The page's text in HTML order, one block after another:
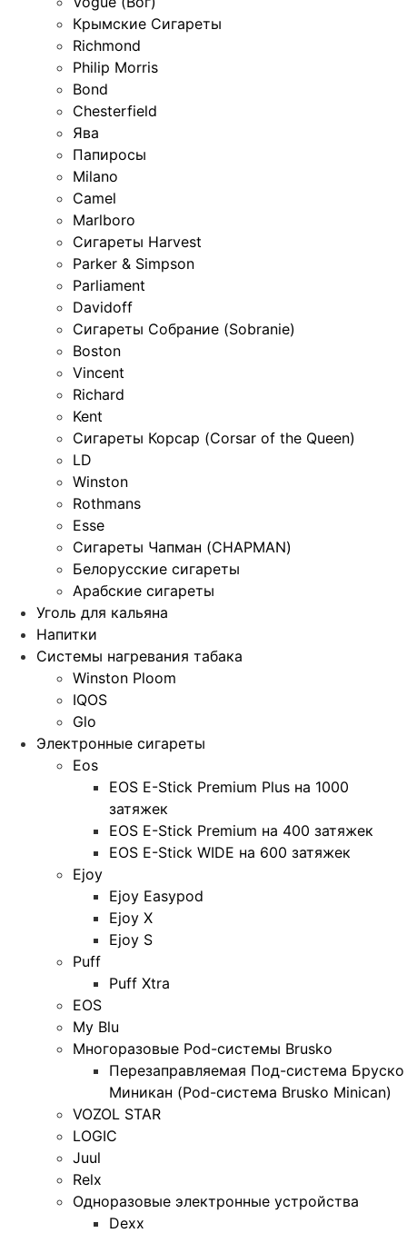
Крымские Сигареты
Richmond
Philip Morris
Bond
Chesterfield
Ява
Папиросы
Milano
Camel
Marlboro
Сигареты Harvest
Parker & Simpson
Parliament
Davidoff
Сигареты Собрание (Sobranie)
Boston
Vincent
Richard
Kent
Сигареты Корсар (Corsar of the Queen)
LD
Winston
Rothmans
Esse
Сигареты Чапман (CHAPMAN)
Белорусские сигареты
Арабские сигареты
Уголь для кальяна
Напитки
Системы нагревания табака
Winston Ploom
IQOS
Glo
Электронные сигареты
Eos
EOS E-Stick Premium Plus на 1000
затяжек
EOS E-Stick Premium на 400 затяжек
EOS E-Stick WIDE на 600 затяжек
Ejoy
Ejoy Easypod
Ejoy X
Ejoy S
Puff
Puff Xtra
EOS
My Blu
Многоразовые Pod-системы Brusko
Перезаправляемая Под-система Бруско
Миникан (Pod-система Brusko Minican)
VOZOL STAR
LOGIC
Juul
Relx
Одноразовые электронные устройства
Dexx